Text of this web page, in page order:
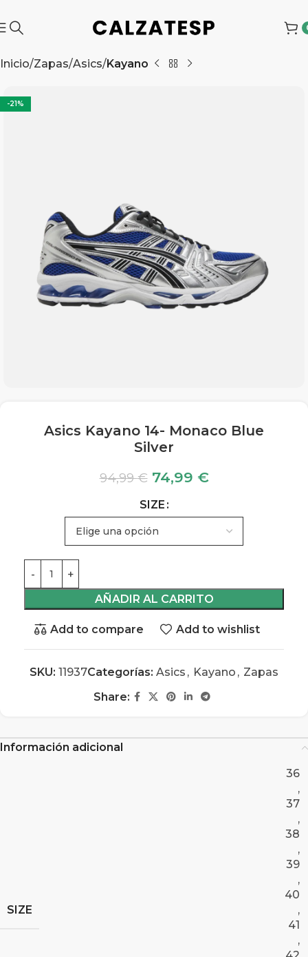
Inicio Zapas Asics Kayano
-21%
Asics Kayano 14- Monaco Blue
Silver
94,99€ 74,99 €
SIZE
AÑADIR AL CARRITO
Add to compare Add to wishlist
SKU: 11937Categorías: Asics , Kayano , Zapas
Share:
Información adicional
SIZE
36
,
37
,
38
,
39
,
40
,
41
,